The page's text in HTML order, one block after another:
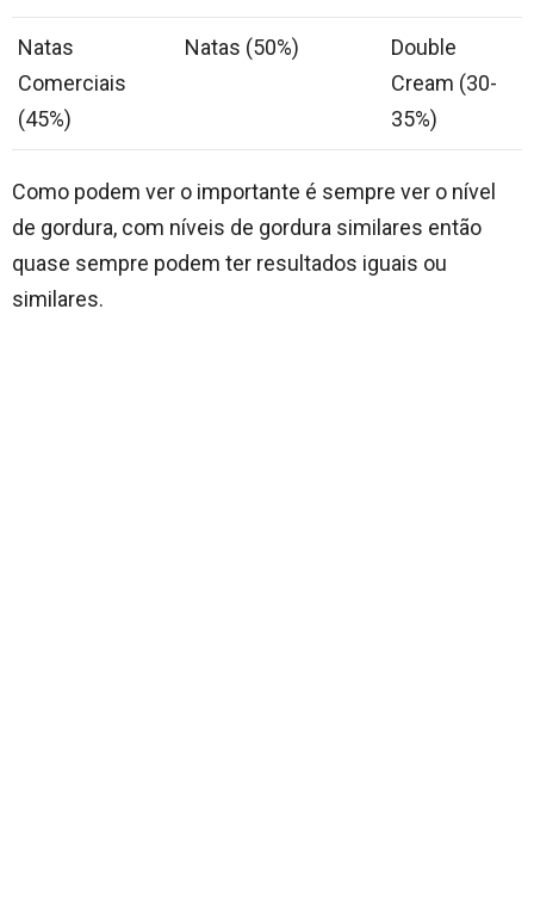
Natas
Comerciais
(45%)
Natas (50%)
Double
Cream (30-
35%)
Como podem ver o importante é sempre ver o nível
de gordura, com níveis de gordura similares então
quase sempre podem ter resultados iguais ou
similares.